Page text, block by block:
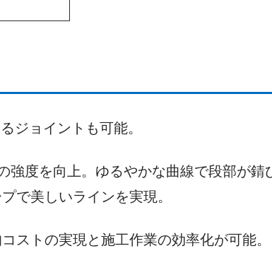
ジョイントも可能。
強度を向上。ゆるやかな曲線で段部が錆
で美しいラインを実現。
ストの実現と施工作業の効率化が可能。